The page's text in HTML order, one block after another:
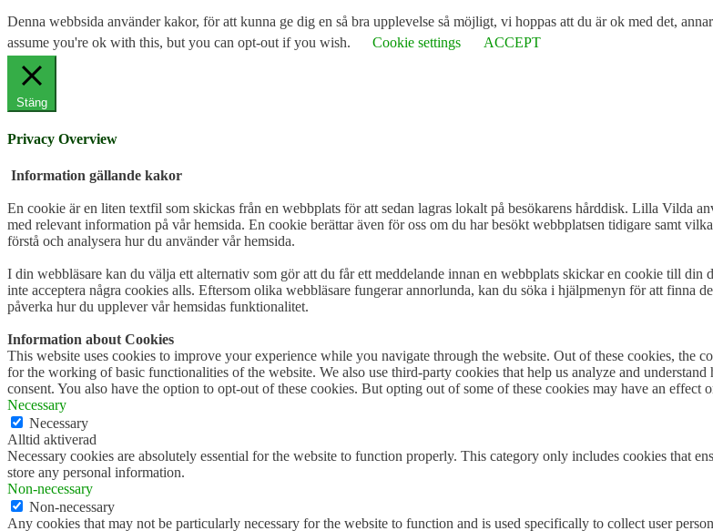
Denna webbsida använder kakor, för att kunna ge dig en så bra upplevelse så möjligt, vi hoppas att du är ok med det,
assume you're ok with this, but you can opt-out if you wish.
Cookie settings ACCEPT
Stäng
Privacy Overview
Information gällande kakor
En cookie är en liten textfil som skickas från en webbplats för att sedan lagras lokalt på besökarens hårddisk. Lilla Vilda
med relevant information på vår hemsida. En cookie berättar även för oss om du har besökt webbplatsen tidigare samt
förstå och analysera hur du använder vår hemsida.
I din webbläsare kan du välja ett alternativ som gör att du får ett meddelande innan en webbplats skickar en cookie till
inte acceptera några cookies alls. Eftersom olika webbläsare fungerar annorlunda, kan du söka i hjälpmenyn för att finna
påverka hur du upplever vår hemsidas funktionalitet.
Information about Cookies
This website uses cookies to improve your experience while you navigate through the website. Out of these cookies, the
for the working of basic functionalities of the website. We also use third-party cookies that help us analyze and
consent. You also have the option to opt-out of these cookies. But opting out of some of these cookies may have an effect
Necessary
Necessary
Alltid aktiverad
Necessary cookies are absolutely essential for the website to function properly. This category only includes cookies that
store any personal information.
Non-necessary
Non-necessary
Any cookies that may not be particularly necessary for the website to function and is used specifically to collect user